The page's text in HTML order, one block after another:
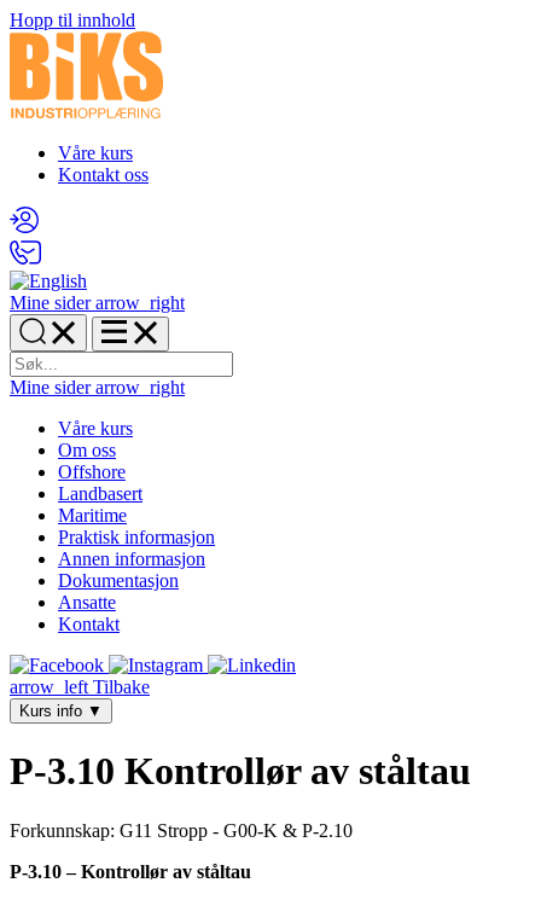
Hopp til innhold
Våre kurs
Kontakt oss
Mine sider arrow_right
Mine sider arrow_right
Våre kurs
Om oss
Offshore
Landbasert
Maritime
Praktisk informasjon
Annen informasjon
Dokumentasjon
Ansatte
Kontakt
arrow_left Tilbake
Kurs info ▼
P-3.10 Kontrollør av ståltau
Forkunnskap: G11 Stropp - G00-K & P-2.10
P-3.10 – Kontrollør av ståltau